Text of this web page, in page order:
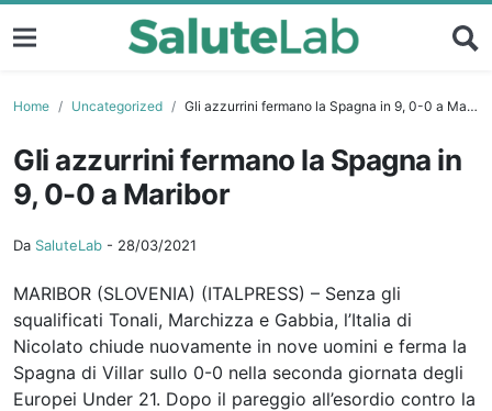
Home Uncategorized Gli azzurrini fermano la Spagna in 9, 0-0 a Maribor
Gli azzurrini fermano la Spagna in
9, 0-0 a Maribor
Da SaluteLab - 28/03/2021
MARIBOR (SLOVENIA) (ITALPRESS) – Senza gli
squalificati Tonali, Marchizza e Gabbia, l’Italia di
Nicolato chiude nuovamente in nove uomini e ferma la
Spagna di Villar sullo 0-0 nella seconda giornata degli
Europei Under 21. Dopo il pareggio all’esordio contro la